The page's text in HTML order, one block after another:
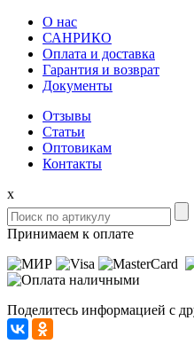
О нас
САНРИКО
Оплата и доставка
Гарантия и возврат
Документы
Отзывы
Статьи
Оптовикам
Контакты
x
Принимаем к оплате
Поделитесь информацией с